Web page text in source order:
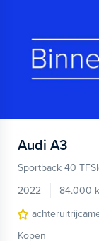
Audi A3
Sportback 40
2022
84.000
Kopen